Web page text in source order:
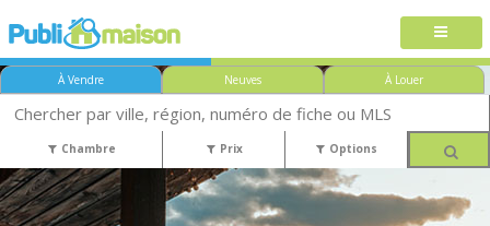
À Vendre Neuves À Louer
Chambre Prix Options